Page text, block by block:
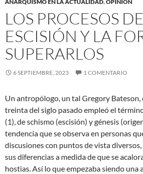
ANARQUISMO EN LA ACTUALIDAD,OPINIÓN
LOS PROCESOS DE
ESCISIÓN Y LA
SUPERARLOS
6 SEPTIEMBRE, 2023 1 COMENTARIO
Un antropólogo, un tal Gregory Bateson,
treinta del siglo pasado empleó el
(1), de schismo (escisión) y génesis
tendencia que se observa en personas
discusiones con puntos de vista
sus diferencias a medida de que se
hostias. Así lo que empezaba siendo una